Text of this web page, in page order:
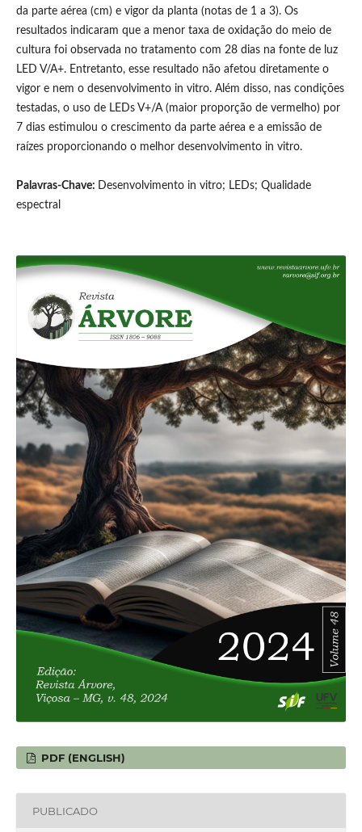
da parte aérea (cm) e vigor da planta (notas de 1 a 3). Os
resultados indicaram que a menor taxa de oxidação do meio de
cultura foi observada no tratamento com 28 dias na fonte de luz
LED V/A+. Entretanto, esse resultado não afetou diretamente o
vigor e nem o desenvolvimento in vitro. Além disso, nas condições
testadas, o uso de LEDs V+/A (maior proporção de vermelho) por
7 dias estimulou o crescimento da parte aérea e a emissão de
raízes proporcionando o melhor desenvolvimento in vitro.
Palavras-Chave: Desenvolvimento in vitro; LEDs; Qualidade
espectral
PDF (ENGLISH)
PUBLICADO